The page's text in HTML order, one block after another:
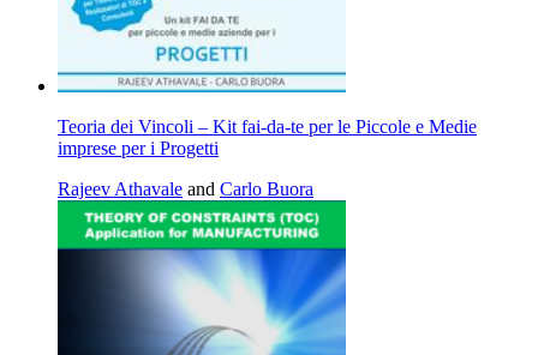
Teoria dei Vincoli – Kit fai-da-te per le Piccole e Medie
imprese per i Progetti
Rajeev Athavale and Carlo Buora